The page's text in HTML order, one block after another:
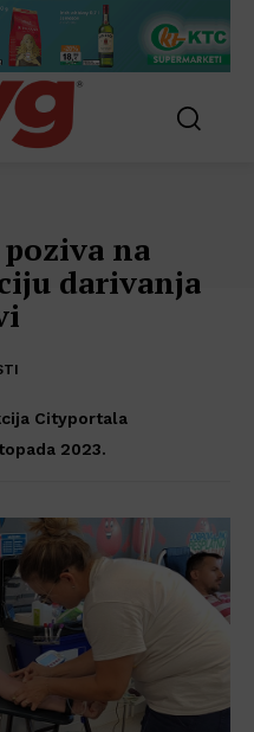
na
darivanja
Cityportala
2023.